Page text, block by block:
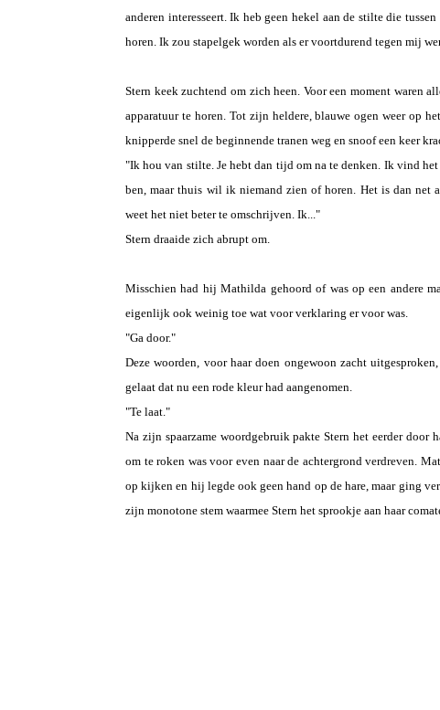
anderen interesseert. Ik heb geen hekel aan de stilte die
horen. Ik zou stapelgek worden als er voortdurend tegen mij
Stern keek zuchtend om zich heen. Voor een moment waren
apparatuur te horen. Tot zijn heldere, blauwe ogen weer op
knipperde snel de beginnende tranen weg en snoof een keer
"Ik hou van stilte. Je hebt dan tijd om na te denken. Ik vind
ben, maar thuis wil ik niemand zien of horen. Het is dan
weet het niet beter te omschrijven. Ik..."
Stern draaide zich abrupt om.
Misschien had hij Mathilda gehoord of was op een andere
eigenlijk ook weinig toe wat voor verklaring er voor was.
"Ga door."
Deze woorden, voor haar doen ongewoon zacht
gelaat dat nu een rode kleur had aangenomen.
"Te laat."
Na zijn spaarzame woordgebruik pakte Stern het eerder door
om te roken was voor even naar de achtergrond verdreven.
op kijken en hij legde ook geen hand op de hare, maar ging
zijn monotone stem waarmee Stern het sprookje aan haar